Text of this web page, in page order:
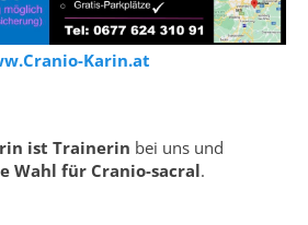
Karin.at
ist Trainerin bei uns und
Wahl für Cranio-sacral.